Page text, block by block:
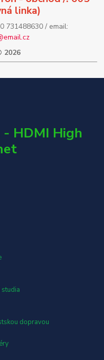
linka)
731488630 / email:
2026
- HDMI High
dopravou